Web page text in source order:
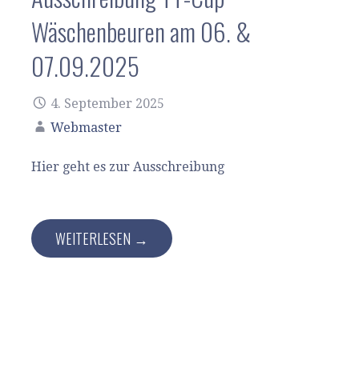
Wäschenbeuren am 06. &
07.09.2025
4. September 2025
Webmaster
Hier geht es zur Ausschreibung
WEITERLESEN →